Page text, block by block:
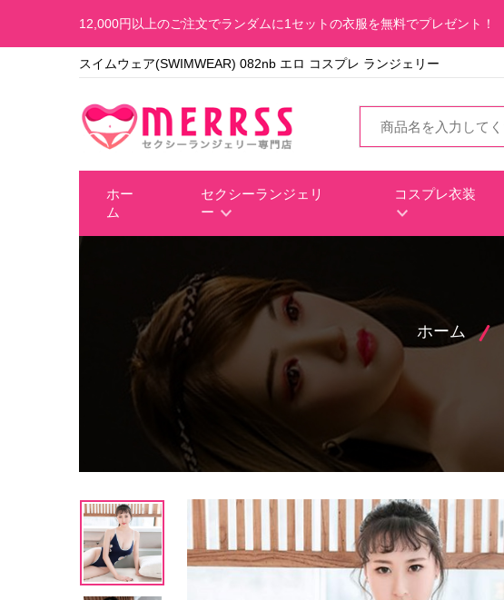
12,000円以上のご注文でランダムに1セットの衣服を無料でプレゼント！
スイムウェア(SWIMWEAR) 082nb エロ コスプレ ランジェリー
ホー
ム
セクシーランジェリ
ー
コスプレ衣装
ホーム